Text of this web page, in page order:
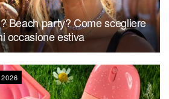
Beach party? Come scegliere
occasione estiva